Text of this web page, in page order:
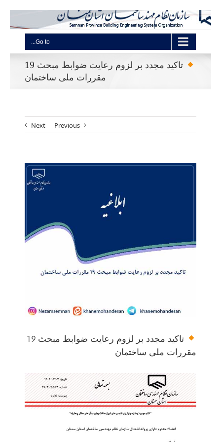
Go to...
تاکید مجدد بر لزوم رعایت ضوابط مبحث 19
مقررات ملی ساختمان
Previous
Next
View
تاکید مجدد بر لزوم رعایت ضوابط مبحث 19
مقررات ملی ساختمان